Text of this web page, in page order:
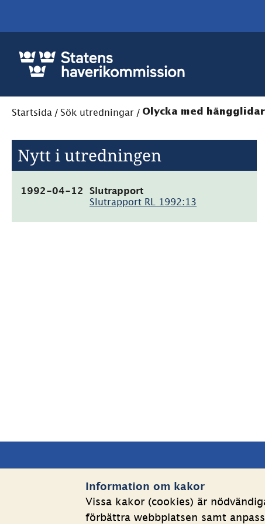
Information om kakor
Vissa kakor (cookies) är
förbättra webbplatsen samt
Startsida / Sök utredningar / Olycka med
Nytt i utredningen
1992-04-12
Slutrapport
Slutrapport RL 1992:13
(pdf,
Sidfot
Telefon växel: 08-508 862
Om kakor